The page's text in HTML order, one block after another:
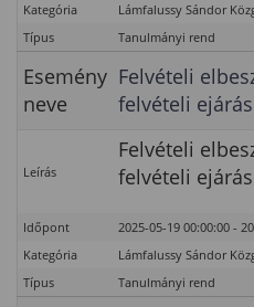
Kategória
Lámfalussy Sándor
Típus
Tanulmányi rend
Esemény
neve
Felvételi
felvételi
Leírás
Felvételi
felvételi
Időpont
2025-05-19 00:00:00 -
Kategória
Lámfalussy Sándor
Típus
Tanulmányi rend